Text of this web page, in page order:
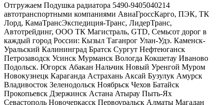
Отгружаем Подушка радиатора 5490-9405040214
автотранспортными компаниями АвиаГроссКарго, ПЭК, ТК
Лорд, КамаТрансЭкспедиция-Транс, ЛидерТранс,
Автотрейдинг, ООО ТК Магистраль, GTD, Семьсот дорог в
каждый город России: Кызыл Таганрог Улан-Удэ. Каменск-
Уральский Калининград Братск Сургут Нефтеюганск
Петрозаводск Усинск Мурманск Вологда Кокшетау Иваново
Подольск. Югорск Абакан Нальчик Новый Уренгой Муром
Новокузнецк Караганда Астрахань Аксай Бузулук Амурск
Владивосток Зеленодольск Ноябрьск Чехов Батайск
Прокопьевск Дзержинск Астана Атырау Пыть-Ях
Севастополь Новочеркасск Первоуральск Алматы Магадан